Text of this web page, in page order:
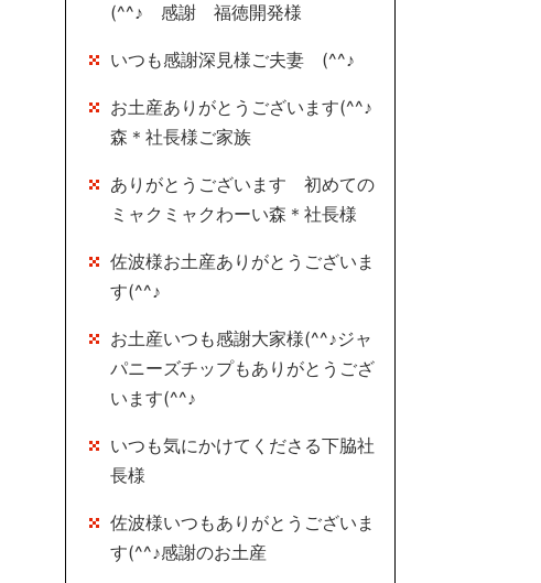
(^^♪ 感謝 福徳開発様
いつも感謝深見様ご夫妻 (^^♪
お土産ありがとうございます(^^♪
森＊社長様ご家族
ありがとうございます 初めての
ミャクミャクわーい森＊社長様
佐波様お土産ありがとうございま
す(^^♪
お土産いつも感謝大家様(^^♪ジャ
パニーズチップもありがとうござ
います(^^♪
いつも気にかけてくださる下脇社
長様
佐波様いつもありがとうございま
す(^^♪感謝のお土産